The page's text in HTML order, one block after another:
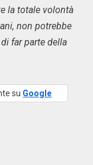
la totale volontà
non potrebbe
far parte della
su Google